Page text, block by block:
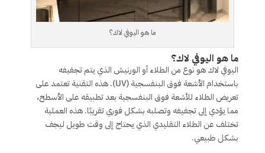
ما هو اليوفي لاك؟
ما هو اليوفي لاك؟
اليوفي لاك هو نوع من الطلاء أو الورنيش الذي يتم تجفيفه
باستخدام الأشعة فوق البنفسجية (UV). هذه التقنية تعتمد على
تعريض الطلاء للأشعة فوق البنفسجية بعد تطبيقه على الأسطح،
مما يؤدي إلى تجفيفه وتصلبه بشكل فوري تقريبًا. هذه العملية
تختلف عن الطلاء التقليدي الذي يحتاج إلى وقت طويل ليجف
بشكل طبيعي.